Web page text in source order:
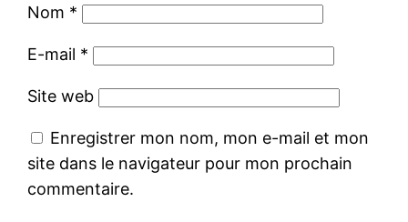
Nom *
E-mail *
Site web
Enregistrer mon nom, mon e-mail et mon
site dans le navigateur pour mon prochain
commentaire.